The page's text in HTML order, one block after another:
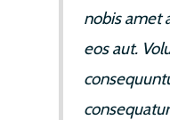
nobis amet
eos aut.